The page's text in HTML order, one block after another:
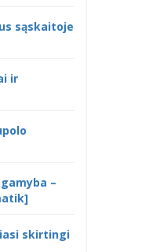
sąskaitoje
ir
–
skirtingi